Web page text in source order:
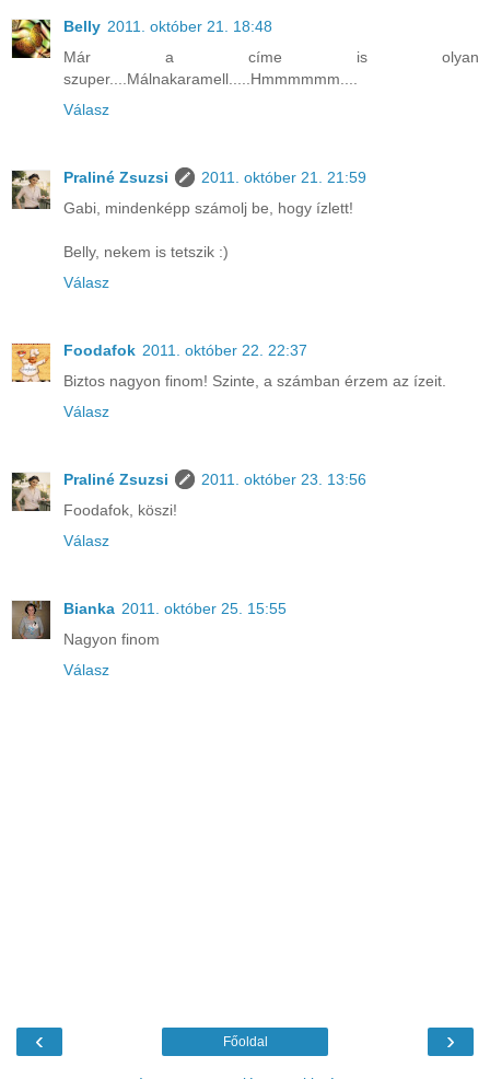
Belly 2011. október 21. 18:48
Már a címe is olyan
szuper....Málnakaramell.....Hmmmmmm....
Válasz
Praliné Zsuzsi
2011. október 21. 21:59
Gabi, mindenképp számolj be, hogy ízlett!
Belly, nekem is tetszik :)
Válasz
Foodafok 2011. október 22. 22:37
Biztos nagyon finom! Szinte, a számban érzem az ízeit.
Válasz
Praliné Zsuzsi
2011. október 23. 13:56
Foodafok, köszi!
Válasz
Bianka 2011. október 25. 15:55
Nagyon finom
Válasz
‹ ›
Főoldal